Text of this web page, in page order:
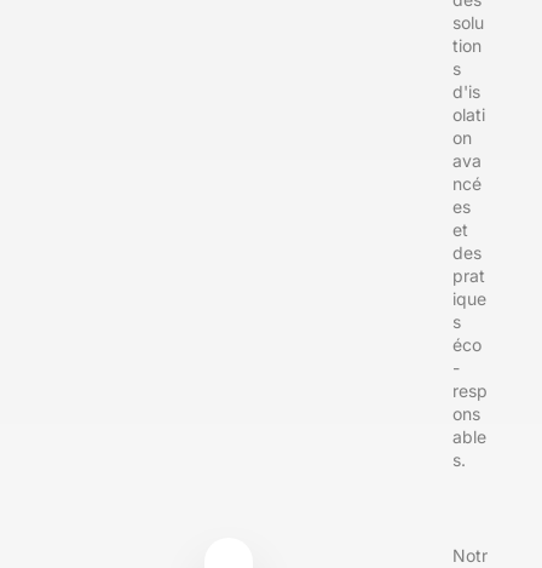
solu
tion
s
d'is
olati
on
ava
ncé
es
et
des
prat
ique
s
éco
-
resp
ons
able
s.
Notr